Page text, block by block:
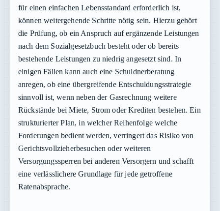
für einen einfachen Lebensstandard erforderlich ist,
können weitergehende Schritte nötig sein. Hierzu gehört
die Prüfung, ob ein Anspruch auf ergänzende Leistungen
nach dem Sozialgesetzbuch besteht oder ob bereits
bestehende Leistungen zu niedrig angesetzt sind. In
einigen Fällen kann auch eine Schuldnerberatung
anregen, ob eine übergreifende Entschuldungsstrategie
sinnvoll ist, wenn neben der Gasrechnung weitere
Rückstände bei Miete, Strom oder Krediten bestehen. Ein
strukturierter Plan, in welcher Reihenfolge welche
Forderungen bedient werden, verringert das Risiko von
Gerichtsvollzieherbesuchen oder weiteren
Versorgungssperren bei anderen Versorgern und schafft
eine verlässlichere Grundlage für jede getroffene
Ratenabsprache.